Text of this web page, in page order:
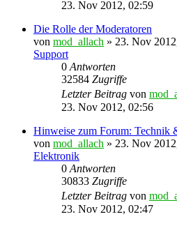
23. Nov 2012, 02:59
Die Rolle der Moderatoren
von mod_allach » 23. Nov
Support
0Antworten
32584 Zugriffe
Letzter Beitrag von
23. Nov 2012, 02:56
Hinweise zum Forum: Technik
von mod_allach » 23. Nov
Elektronik
0Antworten
30833 Zugriffe
Letzter Beitrag von
23. Nov 2012, 02:47